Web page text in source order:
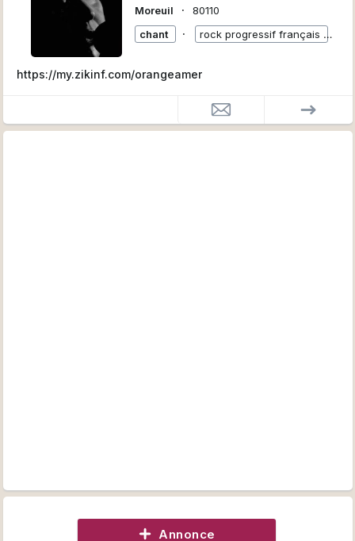
Moreuil
∙
80110
chant
∙ rock progressif français
https://my.zikinf.com/orangeamer
Annonce